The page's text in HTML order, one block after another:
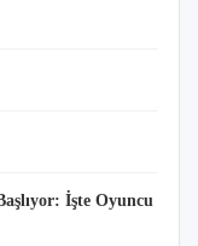
İşte Oyuncu